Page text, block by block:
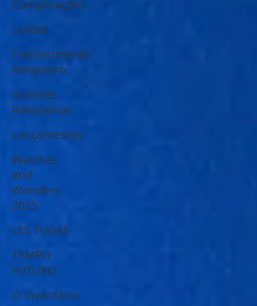
Complicações
Leilões
Conhecimento
Relojoeiro
Grandes
Relojoeiros
Lançamentos
Watches
and
Wonders
2025
LES TUGAS
TEMPO
FUTURO
O Inventário